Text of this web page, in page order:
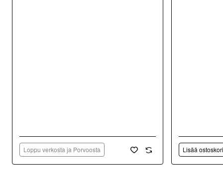
Loppu verkosta ja Porvoosta Lisää